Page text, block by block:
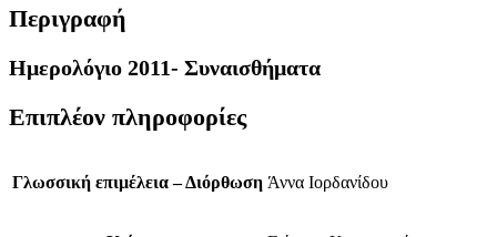
Περιγραφή
Ημερολόγιο 2011- Συναισθήματα
Επιπλέον πληροφορίες
Γλωσσική επιμέλεια – Διόρθωση Άννα Ιορδανίδου